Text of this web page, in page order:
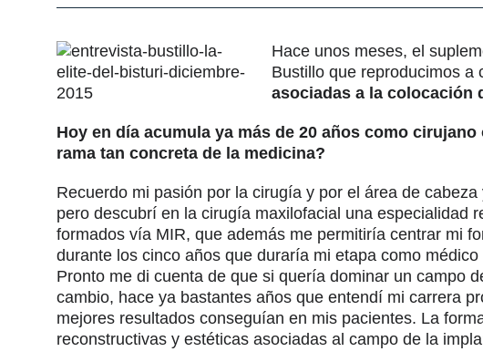
Hace unos meses, el
Bustillo que reproducimos a
asociadas a la colocación
Hoy en día acumula ya más de 20 años como
rama tan concreta de la medicina?
Recuerdo mi pasión por la cirugía y por el área de
pero descubrí en la cirugía maxilofacial una especialidad
formados vía MIR, que además me permitiría centrar mi
durante los cinco años que duraría mi etapa como médico
Pronto me di cuenta de que si quería dominar un campo
cambio, hace ya bastantes años que entendí mi carrera
mejores resultados conseguían en mis pacientes. La
reconstructivas y estéticas asociadas al campo de la